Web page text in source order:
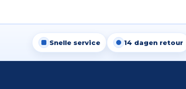
Snelle service 14 dagen retour